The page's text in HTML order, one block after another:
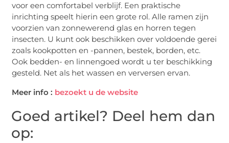
voor een comfortabel verblijf. Een praktische
inrichting speelt hierin een grote rol. Alle ramen zijn
voorzien van zonnewerend glas en horren tegen
insecten. U kunt ook beschikken over voldoende gerei
zoals kookpotten en -pannen, bestek, borden, etc.
Ook bedden- en linnengoed wordt u ter beschikking
gesteld. Net als het wassen en verversen ervan.
Meer info : bezoekt u de website
Goed artikel? Deel hem dan
op: